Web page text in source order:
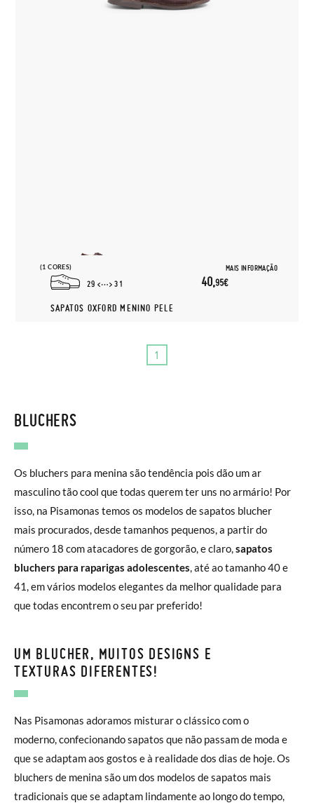
(1 CORES) MAIS INFORMAÇÃO
29 31
SAPATOS OXFORD MENINO PELE
40,95€
1
BLUCHERS
Os bluchers para menina são tendência pois dão um ar
masculino tão cool que todas querem ter uns no armário! Por
isso, na Pisamonas temos os modelos de sapatos blucher
mais procurados, desde tamanhos pequenos, a partir do
número 18 com atacadores de gorgorão, e claro,sapatos
bluchers para raparigas adolescentes, até ao tamanho 40 e
41, em vários modelos elegantes da melhor qualidade para
que todas encontrem o seu par preferido!
UM BLUCHER, MUITOS DESIGNS E
TEXTURAS DIFERENTES!
Nas Pisamonas adoramos misturar o clássico com o
moderno, confecionando sapatos que não passam de moda e
que se adaptam aos gostos e à realidade dos dias de hoje. Os
bluchers de menina são um dos modelos de sapatos mais
tradicionais que se adaptam lindamente ao longo do tempo,